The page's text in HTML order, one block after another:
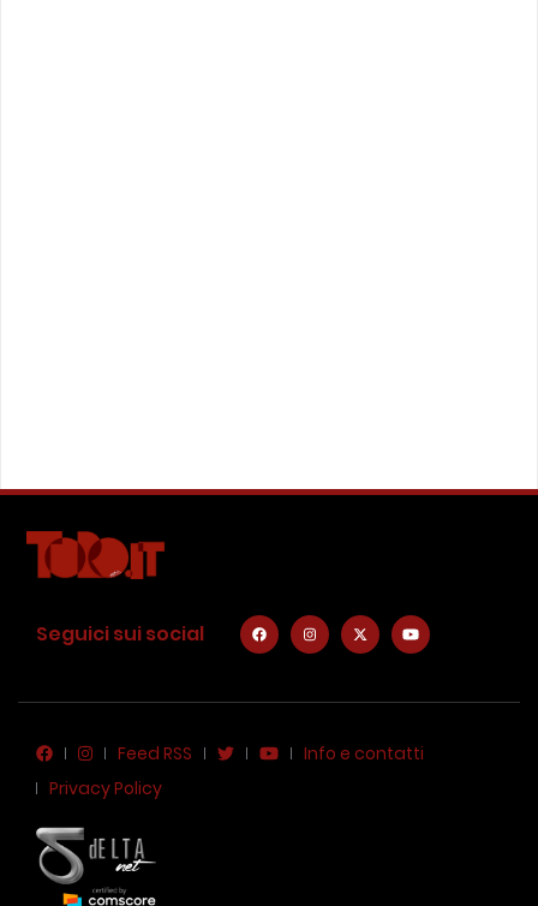
Seguici sui social
Feed RSS
Info e contatti
Privacy Policy